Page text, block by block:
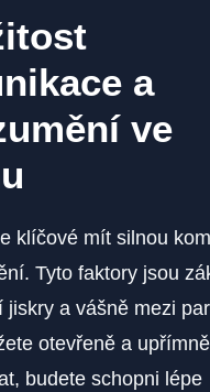
a
ve
klíčové mít silnou
Tyto faktory jsou
jiskry a vášně mezi
otevřeně a upřímně
budete schopni lépe